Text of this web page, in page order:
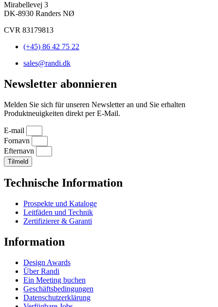
Mirabellevej 3
DK-8930 Randers NØ
CVR 83179813
(+45) 86 42 75 22
sales@randi.dk
Newsletter abonnieren
Melden Sie sich für unseren Newsletter an und Sie erhalten
Produktneuigkeiten direkt per E-Mail.
E-mail
Fornavn
Efternavn
Tilmeld
Technische Information
Prospekte und Kataloge
Leitfäden und Technik
Zertifizierer & Garanti
Information
Design Awards
Über Randi
Ein Meeting buchen
Geschäftsbedingungen
Datenschutzerklärung